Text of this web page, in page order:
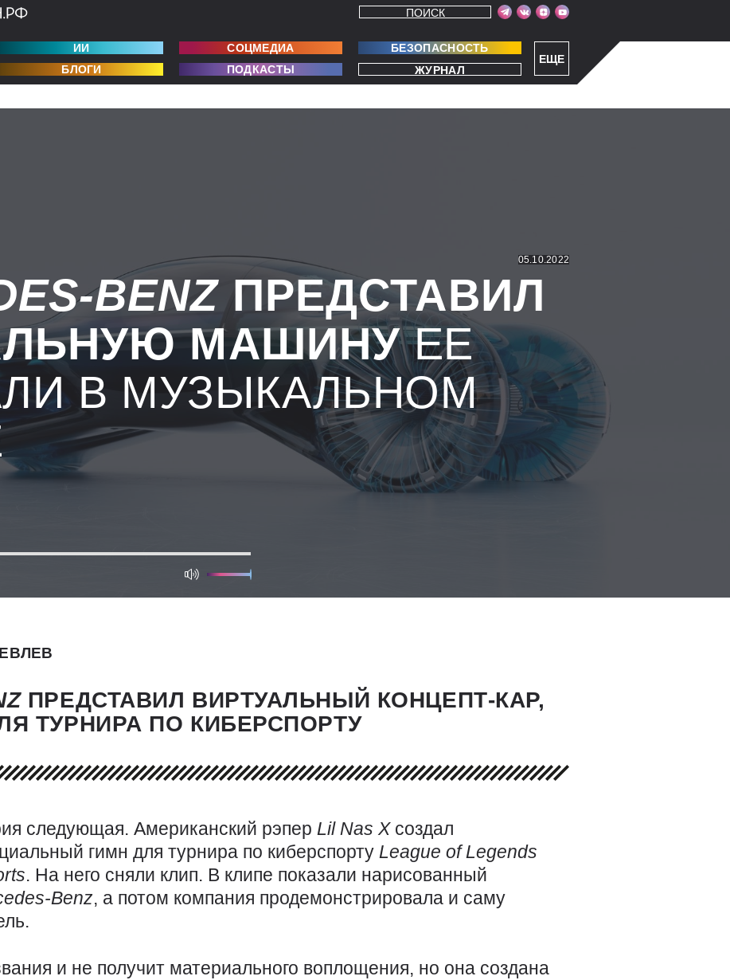
ЕЩЕ
ПОИСК
ИИ СОЦМЕДИА
БЕЗОПАСНОСТЬ
БЛОГИ ПОДКАСТЫ ЖУРНАЛ
05.10.2022
BENZ ПРЕДСТАВИЛ
МАШИНУЕЕ
В МУЗЫКАЛЬНОМ
ПРЕДСТАВИЛ ВИРТУАЛЬНЫЙ КОНЦЕПТ-КАР,
ТУРНИРА ПО КИБЕРСПОРТУ
следующая. Американский рэпер Lil Nas X создал
гимн для турнира по киберспорту League ofLegends
. На него сняли клип. В клипе показали нарисованный
Benz, а потом компания продемонстрировала и саму
и не получит материального воплощения, но она создана